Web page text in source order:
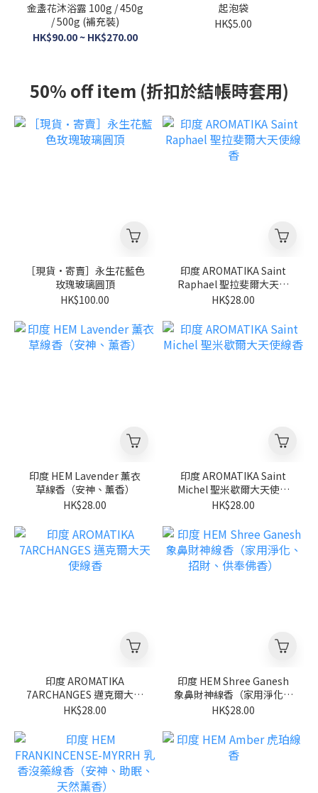
金盞花沐浴露 100g / 450g
/ 500g (補充裝)
HK$90.00 ~ HK$270.00
起泡袋
HK$5.00
50% off item (折扣於結帳時套用)
［現貨·寄賣］永生花藍色
玫瑰玻璃圓頂
HK$100.00
印度 AROMATIKA Saint
Raphael 聖拉斐爾大天使
線香
HK$28.00
印度 HEM Lavender 薰衣
草線香（安神、薰香）
HK$28.00
印度 AROMATIKA Saint
Michel 聖米歇爾大天使線
香
HK$28.00
印度 AROMATIKA
7ARCHANGES 邁克爾大天
使線香
HK$28.00
印度 HEM Shree Ganesh
象鼻財神線香（家用淨化、
招財、供奉佛香）
HK$28.00